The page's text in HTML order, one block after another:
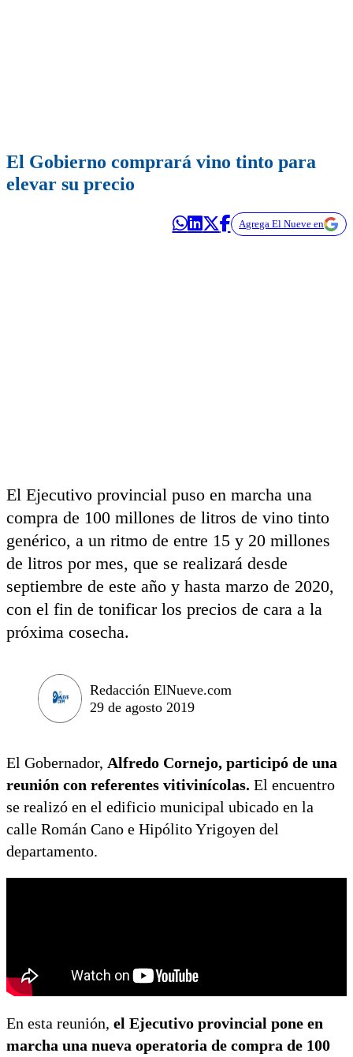
El Gobierno comprará vino tinto para
elevar su precio
Agrega El Nueve en
El Ejecutivo provincial puso en marcha una
compra de 100 millones de litros de vino tinto
genérico, a un ritmo de entre 15 y 20 millones
de litros por mes, que se realizará desde
septiembre de este año y hasta marzo de 2020,
con el fin de tonificar los precios de cara a la
próxima cosecha.
Redacción ElNueve.com
29 de agosto 2019
El Gobernador, Alfredo Cornejo, participó de una
reunión con referentes vitivinícolas. El encuentro
se realizó en el edificio municipal ubicado en la
calle Román Cano e Hipólito Yrigoyen del
departamento.
En esta reunión, el Ejecutivo provincial pone en
marcha una nueva operatoria de compra de 100